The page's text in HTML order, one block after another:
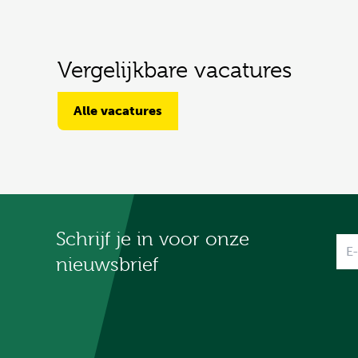
Vergelijkbare vacatures
Alle vacatures
Schrijf je in voor onze
nieuwsbrief